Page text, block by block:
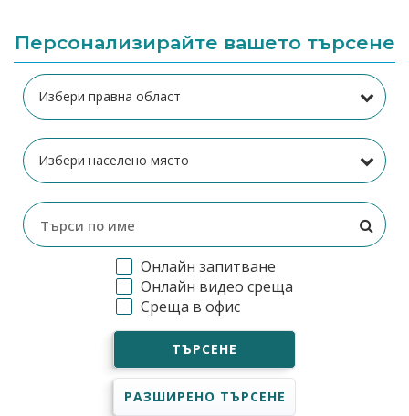
Персонализирайте вашето търсене
Онлайн запитване
Онлайн видео среща
Среща в офис
ТЪРСЕНЕ
РАЗШИРЕНО ТЪРСЕНЕ